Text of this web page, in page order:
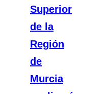
Superior
de la
Región
de
Murcia